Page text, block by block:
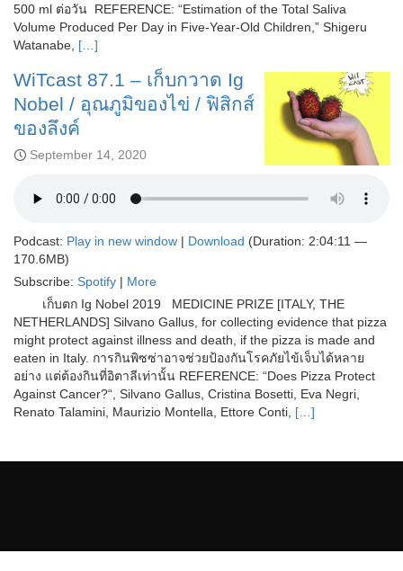
500 ml ต่อวัน REFERENCE: “Estimation of the Total Saliva
Volume Produced Per Day in Five-Year-Old Children,” Shigeru
Watanabe, […]
WiTcast 87.1 – เก็บกวาด Ig
Nobel / อุณภูมิของไข่ / ฟิสิกส์
ของลึงค์
September 14, 2020
Podcast: Play in new window | Download (Duration: 2:04:11 —
170.6MB)
Subscribe: Spotify | More
เก็บตก Ig Nobel 2019 MEDICINE PRIZE [ITALY, THE
NETHERLANDS] Silvano Gallus, for collecting evidence that pizza
might protect against illness and death, if the pizza is made and
eaten in Italy. การกินพิซซ่าอาจช่วยป้องกันโรคภัยไข้เจ็บได้หลาย
อย่าง แต่ต้องกินที่อิตาลีเท่านั้น REFERENCE: “Does Pizza Protect
Against Cancer?“, Silvano Gallus, Cristina Bosetti, Eva Negri,
Renato Talamini, Maurizio Montella, Ettore Conti, […]